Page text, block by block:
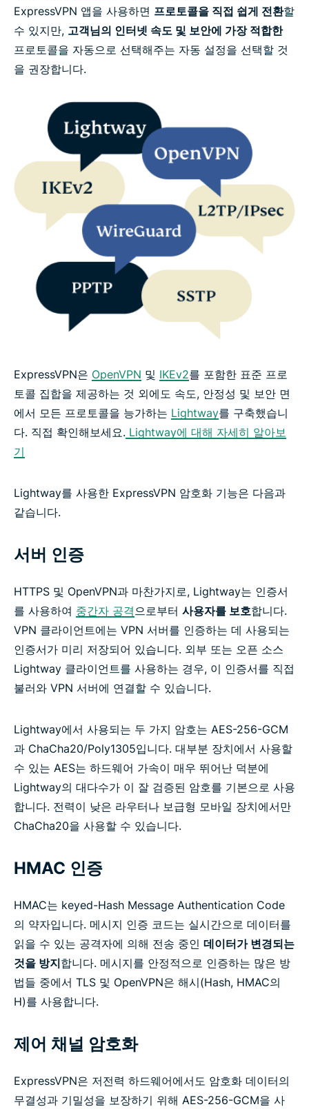
ExpressVPN 앱을 사용하면 프로토콜을 직접 쉽게 전환할
수 있지만, 고객님의 인터넷 속도 및 보안에 가장 적합한
프로토콜을 자동으로 선택해주는 자동 설정을 선택할 것
을 권장합니다.
ExpressVPN은 OpenVPN 및 IKEv2를 포함한 표준 프로
토콜 집합을 제공하는 것 외에도 속도, 안정성 및 보안 면
에서 모든 프로토콜을 능가하는 Lightway를 구축했습니
다. 직접 확인해보세요. Lightway에 대해 자세히 알아보
기
Lightway를 사용한 ExpressVPN 암호화 기능은 다음과
같습니다.
서버 인증
HTTPS 및 OpenVPN과 마찬가지로, Lightway는 인증서
를 사용하여 중간자 공격으로부터 사용자를 보호합니다.
VPN 클라이언트에는 VPN 서버를 인증하는 데 사용되는
인증서가 미리 저장되어 있습니다. 외부 또는 오픈 소스
Lightway 클라이언트를 사용하는 경우, 이 인증서를 직접
불러와 VPN 서버에 연결할 수 있습니다.
Lightway에서 사용되는 두 가지 암호는 AES-256-GCM
과 ChaCha20/Poly1305입니다. 대부분 장치에서 사용할
수 있는 AES는 하드웨어 가속이 매우 뛰어난 덕분에
Lightway의 대다수가 이 잘 검증된 암호를 기본으로 사용
합니다. 전력이 낮은 라우터나 보급형 모바일 장치에서만
ChaCha20을 사용할 수 있습니다.
HMAC 인증
HMAC는 keyed-Hash Message Authentication Code
의 약자입니다. 메시지 인증 코드는 실시간으로 데이터를
읽을 수 있는 공격자에 의해 전송 중인 데이터가 변경되는
것을 방지합니다. 메시지를 안정적으로 인증하는 많은 방
법들 중에서 TLS 및 OpenVPN은 해시(Hash, HMAC의
H)를 사용합니다.
제어 채널 암호화
ExpressVPN은 저전력 하드웨어에서도 암호화 데이터의
무결성과 기밀성을 보장하기 위해 AES-256-GCM을 사